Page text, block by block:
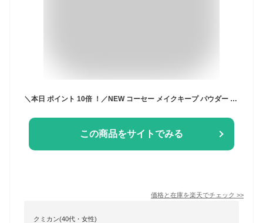
＼本日 ポイント 10倍 ！／NEW コーセー メイクキープ パウダー EX 5g ルースパウダー パフ付き KOSE テカリ 汗 メイクキープパウダー 夏 サラサラ 皮脂テカリ 対策 防止 長時間 キープ メイク くずれ防止 メイク 皮脂
この商品をサイトでみる
価格と在庫を楽天でチェック >>
クミカン(40代・女性)